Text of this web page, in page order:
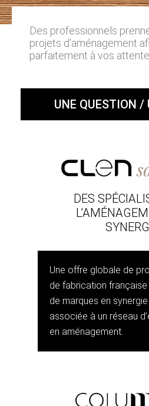
Des professionnels
projets d'aménagement
parfaitement à vos
UNE QUESTION /
DES
Une offre globale de
de fabrication française
de marques en synergie
associée à un réseau
en aménagement.